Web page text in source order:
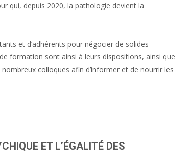
qui, depuis 2020, la pathologie devient la
et d’adhérents pour négocier de solides
formation sont ainsi à leurs dispositions, ainsi que
colloques afin d’informer et de nourrir les
ET L’ÉGALITÉ DES